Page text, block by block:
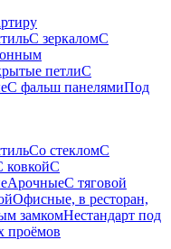
С зеркаломС
петлиС
С фальш панелямиПод
Со стекломС
ковкойС
АрочныеС тяговой
Офисные, в ресторан,
замкомНестандарт под
проёмов